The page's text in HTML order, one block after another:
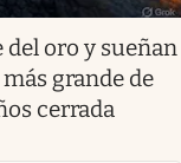
del oro y sueñan
grande de
cerrada